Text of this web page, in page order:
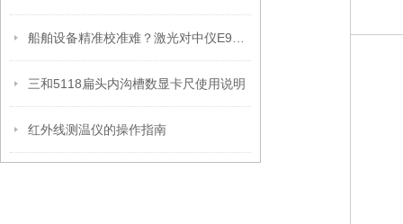
三和5118扁头内沟槽数显卡尺使用说明
红外线测温仪的操作指南